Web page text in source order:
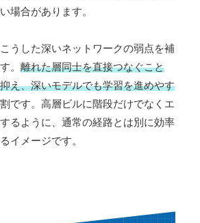
場合があります。
うした深いネットワークの弱点を補
。 離れた層同士を直接つなぐこと
え、深いモデルでも学習を進めやす
です。高層ビルに階段だけでなくエ
るように、通常の経路とは別に効率
イメージです。